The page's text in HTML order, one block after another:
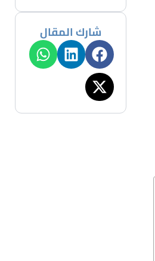
شارك المقال